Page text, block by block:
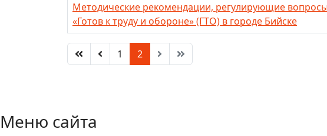
Методические рекомендации, регулирующие
«Готов к труду и обороне» (ГТО) в городе Бийске
1 2
Меню сайта